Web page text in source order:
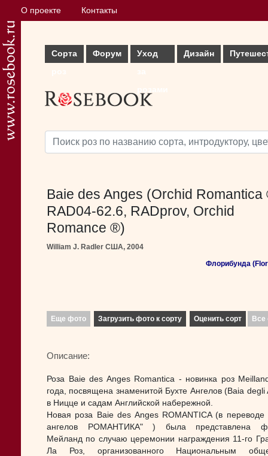
О проекте Контакты
Сорта
Форум
Уход
Дизайн
Baie des Anges (Orchid Romantica
RAD04-62.6, RADprov, Orchid
Romance ®)
William J. Radler США, 2004
Флорибунда
Еще фото Загрузить фото к сорту Оценить сорт Все
Описание:
Роза Baie des Anges Romantica - новинка роз
года, посвящена знаменитой Бухте Ангелов (Baia degli
в Ницце и садам Английской набережной.
Новая роза Baie des Anges ROMANTICA (в переводе
ангелов РОМАНТИКА" ) была представлена
Мейланд по случаю церемонии награждения 11-го
Ла Роз, организованного Национальным